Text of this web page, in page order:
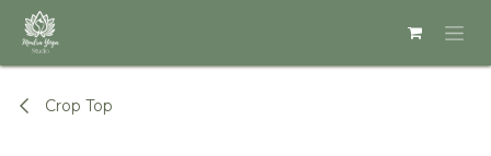
Se rendre au contenu
Crop Top